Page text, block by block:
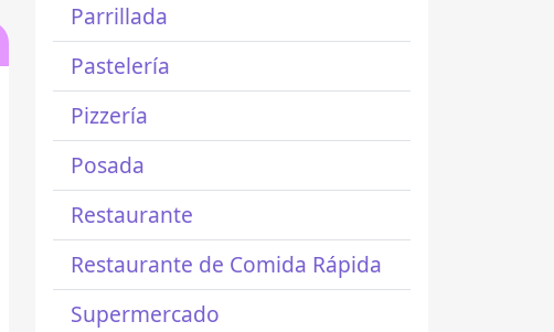
Parrillada
Pastelería
Pizzería
Posada
Restaurante
Restaurante de Comida Rápida
Supermercado